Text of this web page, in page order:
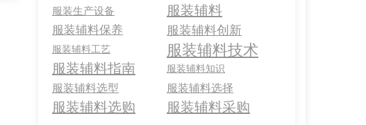
服装生产设备 服装辅料
服装辅料保养 服装辅料创新
服装辅料工艺 服装辅料技术
服装辅料指南 服装辅料知识
服装辅料选型 服装辅料选择
服装辅料选购 服装辅料采购